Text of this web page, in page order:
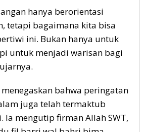
hanya berorientasi
tetapi bagaimana kita bisa
ini. Bukan hanya untuk
untuk menjadi warisan bagi
bahwa peringatan
juga telah termaktub
Ia mengutip firman Allah SWT,